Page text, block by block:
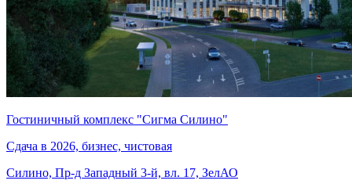
Гостиничный комплекс "Сигма Силино"
Сдача в 2026, бизнес, чистовая
Силино, Пр-д Западный 3-й, вл. 17, ЗелАО